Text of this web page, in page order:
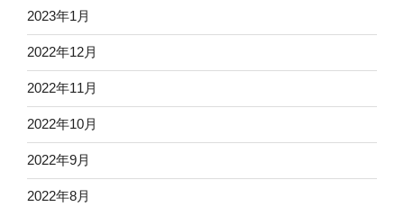
2023年1月
2022年12月
2022年11月
2022年10月
2022年9月
2022年8月